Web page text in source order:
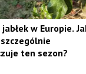
w Europie.
ten sezon?